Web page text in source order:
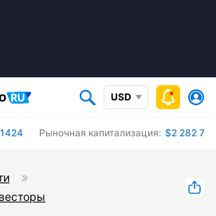
USD
1424 Рыночная капитализация: $2 282